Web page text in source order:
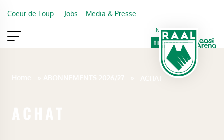
Coeur de Loup Jobs Media & Presse
Newsletter
TICKETING
VIP
FAN SHOP